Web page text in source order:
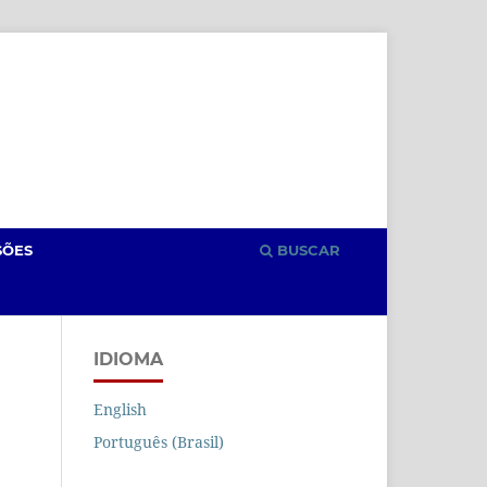
BUSCAR
IDIOMA
English
Português (Brasil)